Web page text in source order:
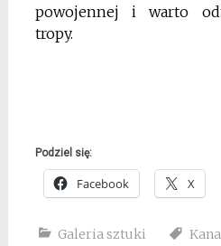
powojennej i warto
tropy.
Podziel się:
Facebook X
Galeria sztuki